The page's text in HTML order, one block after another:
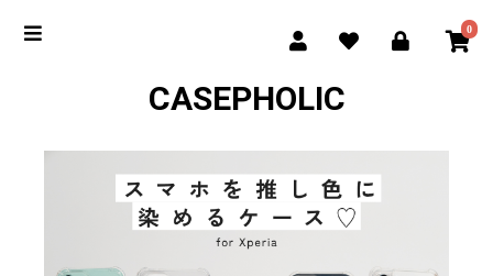
0
CASEPHOLIC